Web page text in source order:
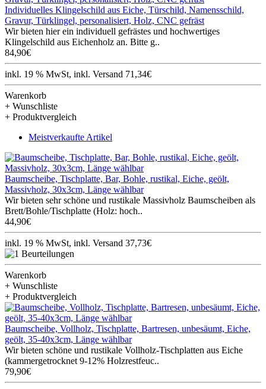
Individuelles Klingelschild aus Eiche, Türschild, Namensschild,
Gravur, Türklingel, personalisiert, Holz, CNC gefräst
Wir bieten hier ein individuell gefrästes und hochwertiges
Klingelschild aus Eichenholz an. Bitte g..
84,90€
inkl. 19 % MwSt, inkl. Versand 71,34€
Warenkorb
+ Wunschliste
+ Produktvergleich
Meistverkaufte Artikel
Baumscheibe, Tischplatte, Bar, Bohle, rustikal, Eiche, geölt,
Massivholz, 30x3cm, Länge wählbar
Wir bieten sehr schöne und rustikale Massivholz Baumscheiben als
Brett/Bohle/Tischplatte (Holz: hoch..
44,90€
inkl. 19 % MwSt, inkl. Versand 37,73€
Warenkorb
+ Wunschliste
+ Produktvergleich
Baumscheibe, Vollholz, Tischplatte, Bartresen, unbesäumt, Eiche,
geölt, 35-40x3cm, Länge wählbar
Wir bieten schöne und rustikale Vollholz-Tischplatten aus Eiche
(kammergetrocknet 9-12% Holzrestfeuc..
79,90€